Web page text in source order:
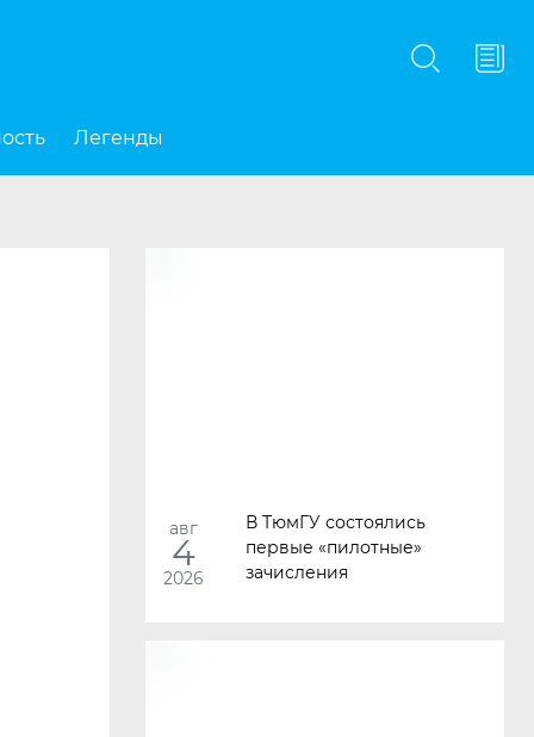
Подписаться
Легенды
авг
4
2026
В ТюмГУ состоялись
первые «пилотные»
зачисления